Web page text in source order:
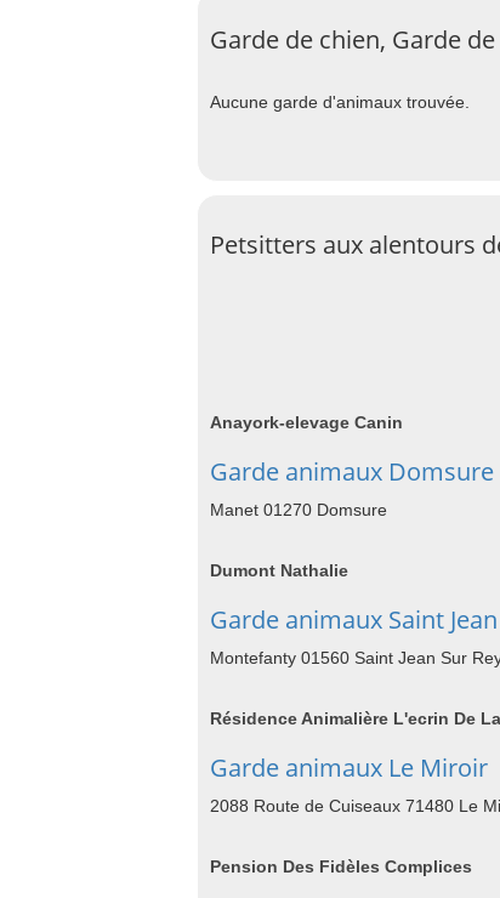
Garde de chien, Garde
Aucune garde d'animaux trouvée.
Petsitters aux alentours
Anayork-elevage Canin
Garde animaux Domsure
Manet 01270 Domsure
Dumont Nathalie
Garde animaux Saint
Montefanty 01560 Saint Jean Sur
Résidence Animalière L'ecrin De
Garde animaux Le Miroir
2088 Route de Cuiseaux 71480 Le
Pension Des Fidèles Complices